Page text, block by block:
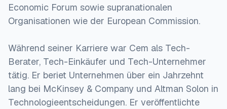
Economic Forum sowie supranationalen
Organisationen wie der European Commission.
Während seiner Karriere war Cem als Tech-
Berater, Tech-Einkäufer und Tech-Unternehmer
tätig. Er beriet Unternehmen über ein Jahrzehnt
lang bei McKinsey & Company und Altman Solon in
Technologieentscheidungen. Er veröffentlichte